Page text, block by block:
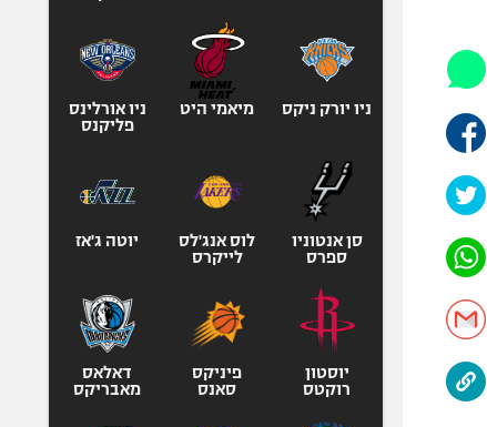
אופניים
ספורט מוטורי
כדורמים
בייסבול MLB
ספורט אתגרי
אומנויות לחימה
ניו יורק ניקס מיאמי היט
ניו אורלינס
פליקנס
סן אנטוניו
ספרס
לוס אנג'לס
לייקרס
יוטה ג'אז
יוסטון
רוקטס
פיניקס
סאנס
דאלאס
מאבריקס